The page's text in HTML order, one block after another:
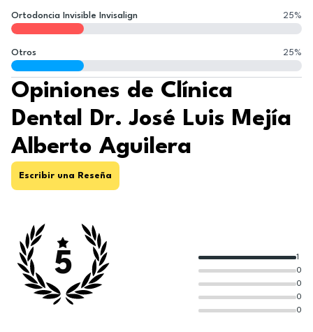
Ortodoncia Invisible Invisalign 25%
Otros 25%
Opiniones de Clínica
Dental Dr. José Luis Mejía
Alberto Aguilera
Escribir una Reseña
5
0
0
0
0
1